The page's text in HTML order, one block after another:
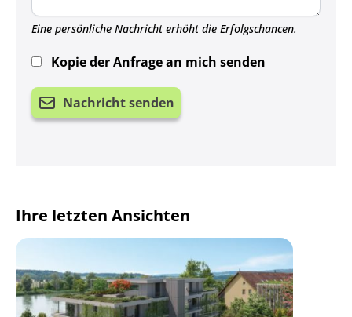
Eine persönliche Nachricht erhöht die Erfolgschancen.
Kopie der Anfrage an mich senden
Nachricht senden
Ihre letzten Ansichten